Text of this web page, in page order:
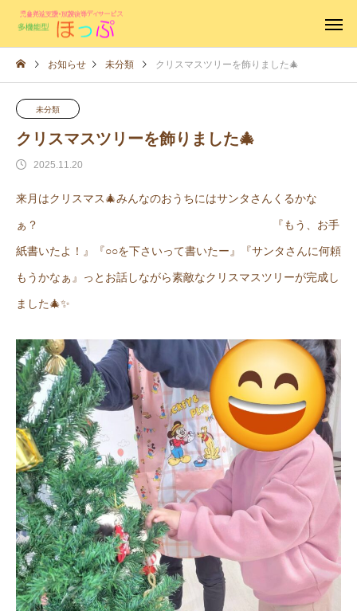
お知らせ 未分類 クリスマスツリーを飾りました🎄
未分類
クリスマスツリーを飾りました🎄
2025.11.20
来月はクリスマス🎄みんなのおうちにはサンタさんくるかな
ぁ？ 『もう、お手
紙書いたよ！』『○○を下さいって書いたー』『サンタさんに何頼
もうかなぁ』っとお話しながら素敵なクリスマスツリーが完成し
ました🎄✨